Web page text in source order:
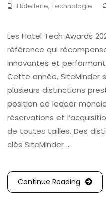
Hôtellerie, Technologie
Les Hotel Tech Awards
référence qui
innovantes et
Cette année, SiteMinder
plusieurs distinctions
position de leader
réservations et
de toutes tailles. Des
clés SiteMinder …
Continue Reading